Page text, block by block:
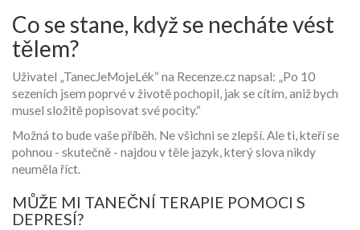
Co se stane, když se necháte vést
tělem?
Uživatel „TanecJeMojeLék“ na Recenze.cz napsal: „Po 10
sezeních jsem poprvé v životě pochopil, jak se cítím, aniž bych
musel složitě popisovat své pocity.“
Možná to bude vaše příběh. Ne všichni se zlepší. Ale ti, kteří se
pohnou - skutečně - najdou v těle jazyk, který slova nikdy
neuměla říct.
MŮŽE MI TANEČNÍ TERAPIE POMOCI S
DEPRESÍ?